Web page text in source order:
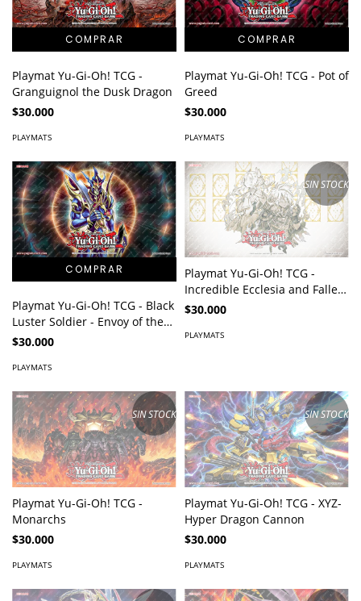
Playmat Yu-Gi-Oh! TCG -
Granguignol the Dusk Dragon
$30.000
PLAYMATS
Playmat Yu-Gi-Oh! TCG - Pot of
Greed
$30.000
PLAYMATS
Playmat Yu-Gi-Oh! TCG - Black
Luster Soldier - Envoy of the
Beginning
$30.000
PLAYMATS
SIN STOCK
Playmat Yu-Gi-Oh! TCG -
Incredible Ecclesia and Fallen
of Albaz
$30.000
PLAYMATS
SIN STOCK
Playmat Yu-Gi-Oh! TCG -
Monarchs
$30.000
PLAYMATS
SIN STOCK
Playmat Yu-Gi-Oh! TCG - XYZ-
Hyper Dragon Cannon
$30.000
PLAYMATS